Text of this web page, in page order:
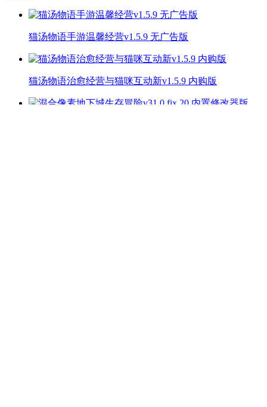
猫汤物语手游温馨经营v1.5.9 无广告版
猫汤物语治愈经营与猫咪互动新v1.5.9 内购版